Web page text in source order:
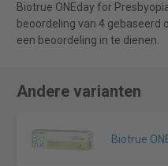
Biotrue ONEday for
beoordeling van 4 gebaseerd
een beoordeling in te dienen.
Andere varianten
Biotrue